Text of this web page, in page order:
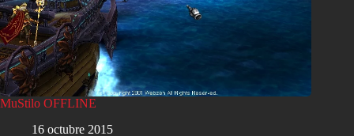
MuStilo OFFLINE
16 octubre 2015